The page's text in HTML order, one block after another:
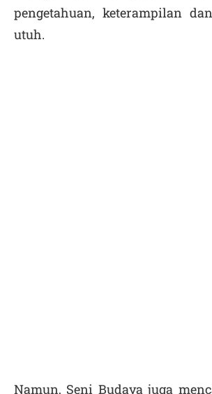
pengetahuan, keterampilan
utuh.
Namun, Seni Budaya juga